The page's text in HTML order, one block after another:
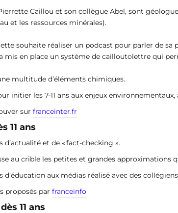
Caillou et son collègue Abel, sont
et les ressources minérales).
souhaite réaliser un podcast pour parler de
a mis en place un système de cailloutolettre qui
multitude d’éléments chimiques.
initier les 7-11 ans aux enjeux
sur franceinter.fr
11 ans
d’actualité et de « fact-checking ».
au crible les petites et grandes approximations
d’éducation aux médias réalisé avec des
proposés par franceinfo
11 ans